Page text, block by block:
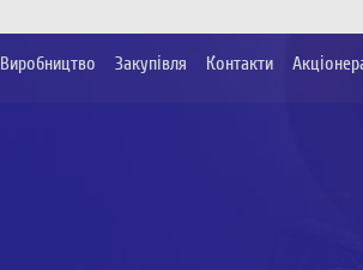
Виробництво Закупівля Контакти